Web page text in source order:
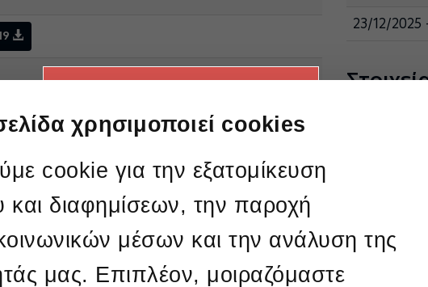
χρησιμοποιεί cookies
cookie για την εξατομίκευση
και διαφημίσεων, την παροχή
μέσων και την ανάλυση της
μας. Επιπλέον, μοιραζόμαστε
23/12/2025
Καλέστε μας
Υποβολή:
ολοκληρώθηκε